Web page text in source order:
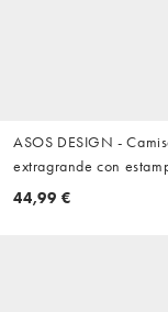
ASOS DESIGN -
extragrande con
gráfico y vestido
44,99 €